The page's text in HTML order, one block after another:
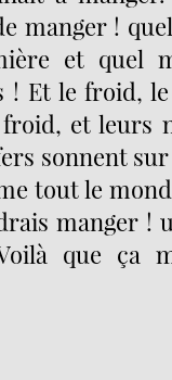
manger !
et quel
! Et le froid,
et leurs
sonnent
tout le
manger !
que ça